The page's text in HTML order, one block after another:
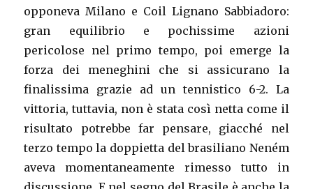
opponeva Milano e Coil Lignano Sabbiadoro:
gran equilibrio e pochissime azioni
pericolose nel primo tempo, poi emerge la
forza dei meneghini che si assicurano la
finalissima grazie ad un tennistico 6-2. La
vittoria, tuttavia, non è stata così netta come il
risultato potrebbe far pensare, giacché nel
terzo tempo la doppietta del brasiliano Neném
aveva momentaneamente rimesso tutto in